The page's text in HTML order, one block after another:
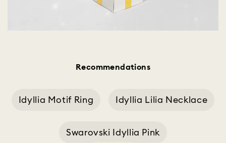
Recommendations
Idyllia Lilia Necklace
Idyllia Motif Ring
Swarovski Idyllia Pink